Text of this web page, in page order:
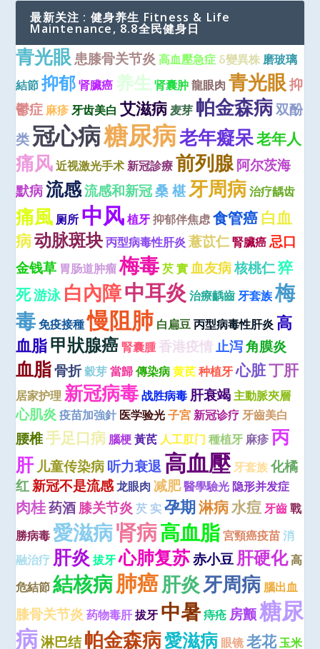
最新关注 : 健身养生 Fitness & Life
Maintenance, 8.8全民健身日
青光眼 患膝骨关节炎 高血壓急症 δ變異株 磨玻璃
結節 抑郁 肾臟癌 养生 肾囊肿 龍眼肉 青光眼 抑
鬱症 麻疹 牙齿美白 艾滋病 麦芽 帕金森病双酚
类冠心病糖尿病老年癡呆老年人
痛风 近视激光手术 新冠診療 前列腺阿尔茨海
默病流感流感和新冠桑 椹牙周病 治疗龋齿
痛風 厕所 中风 植牙 抑郁伴焦虑 食管癌白血
病动脉斑块 丙型病毒性肝炎 薏苡仁腎臟癌 忌口
金钱草 胃肠道肿瘤 梅毒 芡 實 血友病核桃仁猝
死游泳 白內障中耳炎 治療齲齒 牙套族 梅
毒 免疫接種 慢阻肺 白扁豆 丙型病毒性肝炎 高
血脂甲狀腺癌 腎囊腫 香港疫情止泻角膜炎
血脂骨折穀芽 當歸 傳染病 黄芪 种植牙 心脏丁肝
居家护理 新冠病毒 战胜病毒 肝衰竭 主動脈夾層
心肌炎 疫苗加強針 医学验光 子宮 新冠诊疗 牙齒美白
腰椎手足口病 腦梗 黃芪 人工肛门 種植牙 麻疹 丙
肝 儿童传染病听力衰退高血壓牙套族 化橘
红新冠不是流感龙眼肉 减肥醫學驗光 隐形并发症
肉桂药酒膝关节炎 芡 实 孕期淋病水痘 牙齒 戰
勝病毒 愛滋病肾病高血脂 宮頸癌疫苗 消
融治疗 肝炎 拔牙 心肺复苏赤小豆肝硬化高
危結節 結核病肺癌肝炎牙周病 腦出血
膝骨关节炎 药物毒肝拔牙 中暑 痔疮 房颤糖尿
病淋巴结帕金森病愛滋病 眼镜 老花玉米